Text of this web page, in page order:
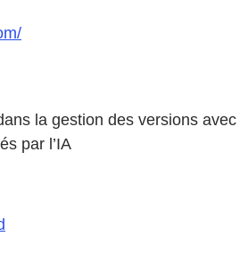
la gestion des versions avec
par l’IA